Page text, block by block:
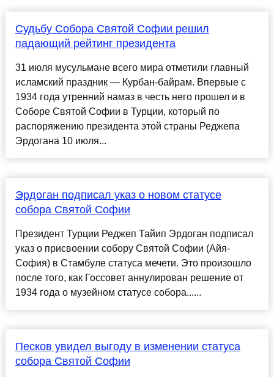
Судьбу Собора Святой Софии решил
падающий рейтинг президента
31 июля мусульмане всего мира отметили главный
исламский праздник — Курбан-байрам. Впервые с
1934 года утренний намаз в честь него прошел и в
Соборе Святой Софии в Турции, который по
распоряжению президента этой страны Реджепа
Эрдогана 10 июля...
Эрдоган подписал указ о новом статусе
собора Святой Софии
Президент Турции Реджеп Тайип Эрдоган подписал
указ о присвоении собору Святой Софии (Айя-
София) в Стамбуле статуса мечети. Это произошло
после того, как Госсовет аннулирован решение от
1934 года о музейном статусе собора......
Песков увидел выгоду в изменении статуса
собора Святой Софии